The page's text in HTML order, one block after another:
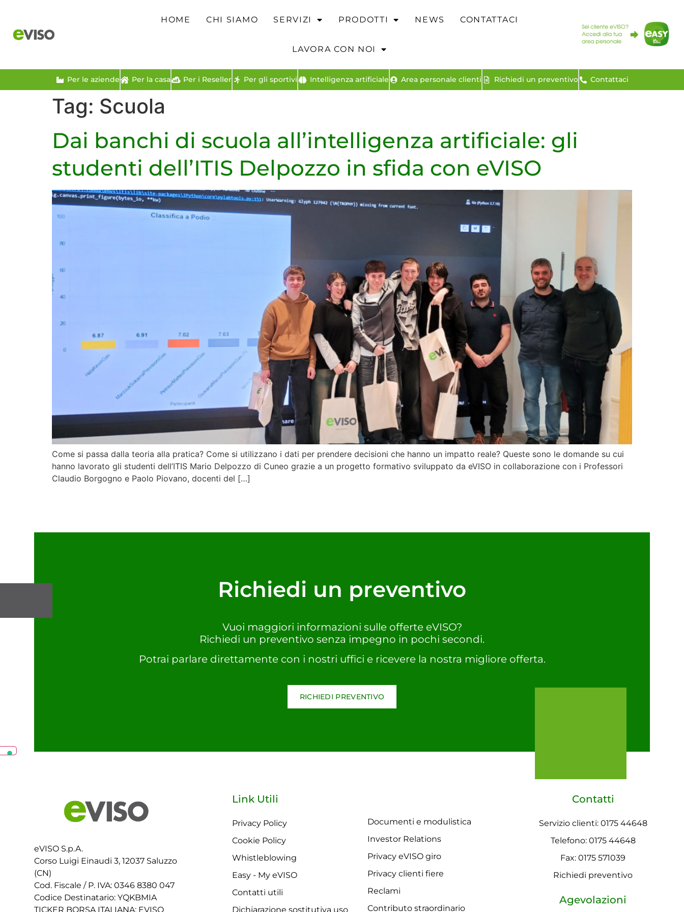
HOME CHI SIAMO SERVIZI PRODOTTI NEWS CONTATTACI
LAVORA CON NOI
Per le aziende Per la casa Per i Reseller Per gli sportivi Intelligenza artificiale Area personale clienti Richiedi un preventivo Contattaci
Tag: Scuola
Dai banchi di scuola all’intelligenza artificiale: gli
studenti dell’ITIS Delpozzo in sfida con eVISO
Come si passa dalla teoria alla pratica? Come si utilizzano i dati per prendere decisioni che hanno un impatto reale? Queste sono le domande su cui
hanno lavorato gli studenti dell’ITIS Mario Delpozzo di Cuneo grazie a un progetto formativo sviluppato da eVISO in collaborazione con i Professori
Claudio Borgogno e Paolo Piovano, docenti del […]
Richiedi un preventivo
Vuoi maggiori informazioni sulle offerte eVISO?
Richiedi un preventivo senza impegno in pochi secondi.
Potrai parlare direttamente con i nostri uffici e ricevere la nostra migliore offerta.
RICHIEDI PREVENTIVO
eVISO S.p.A.
Corso Luigi Einaudi 3, 12037 Saluzzo
(CN)
Cod. Fiscale / P. IVA: 0346 8380 047
Codice Destinatario: YQKBMIA
TICKER BORSA ITALIANA: EVISO
Link Utili
Privacy Policy
Cookie Policy
Whistleblowing
Easy - My eVISO
Contatti utili
Dichiarazione sostitutiva uso
Documenti e modulistica
Investor Relations
Privacy eVISO giro
Privacy clienti fiere
Reclami
Contributo straordinario
Contatti
Servizio clienti: 0175 44648
Telefono: 0175 44648
Fax: 0175 571039
Richiedi preventivo
Agevolazioni